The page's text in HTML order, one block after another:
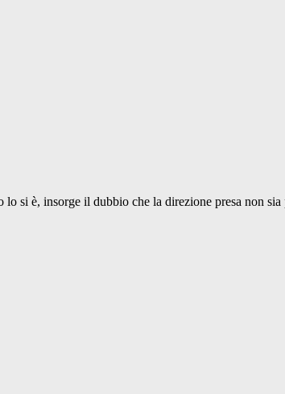
si è, insorge il dubbio che la direzione presa non